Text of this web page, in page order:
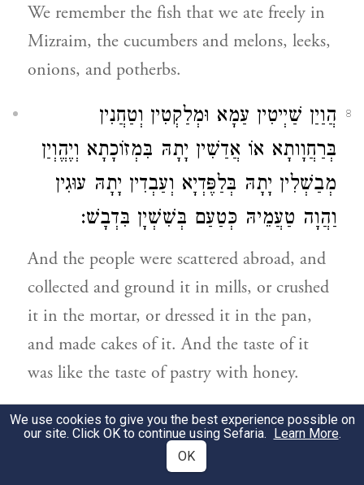
We remember the fish that we ate freely in
Mizraim, the cucumbers and melons, leeks,
onions, and potherbs.
8
הֲוַיַן שַׁיְיטִין עַמָא וּמְלַקְטִין וְטַחֲנִין
בְּרַחֲוָותָא אוֹ אֲדַשִׁין יָתָהּ בִּמְזוֹכָתָא וְיֶהֱוְיַן
מְבַשְׁלִין יָתָהּ בְּלַפֶּדְיָא וְעַבְדִין יָתָהּ עוּגִין
וַהֲוָה טַעֲמֵיהּ כְּטַעַם בְּשִׁשְׁיָן בִּדְבָשׁ:
And the people were scattered abroad, and
collected and ground it in mills, or crushed
it in the mortar, or dressed it in the pan,
and made cakes of it. And the taste of it
was like the taste of pastry with honey.
12 הַאֲנָא עֲבָרִית יַת כָּל עַמָא הָאִילֵן אִין אֲנָא
יְלֵידַת יַתְהוֹן אֲרוּם תֵּימַר לִי סְבוֹל יַתְהוֹן
We use cookies to give you the best experience possible on
our site. Click OK to continue using Sefaria. Learn More.
OK